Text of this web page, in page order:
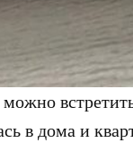
в дома и